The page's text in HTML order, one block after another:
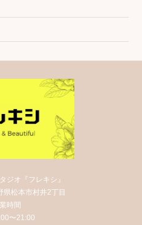
ジオ『フレキシ』
県松本市村井2丁目
時間
〜21:00